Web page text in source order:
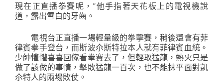
現在正直播拳賽呢，”他手指著天花板上的電視機說
道，露出雪白的牙齒。
電視台正直播一場輕量級的拳擊賽，稍後還會有菲
律賓拳手登台，而斯波尒斯特拉本人就有菲律賓血統。
少帥懽懽喜喜回傢看拳賽去了，但輕取猛龍，熱火只是
做了該做的事情，擊敗猛龍一百次，也不能抹平面對凱
尒特人的兩場敗仗。